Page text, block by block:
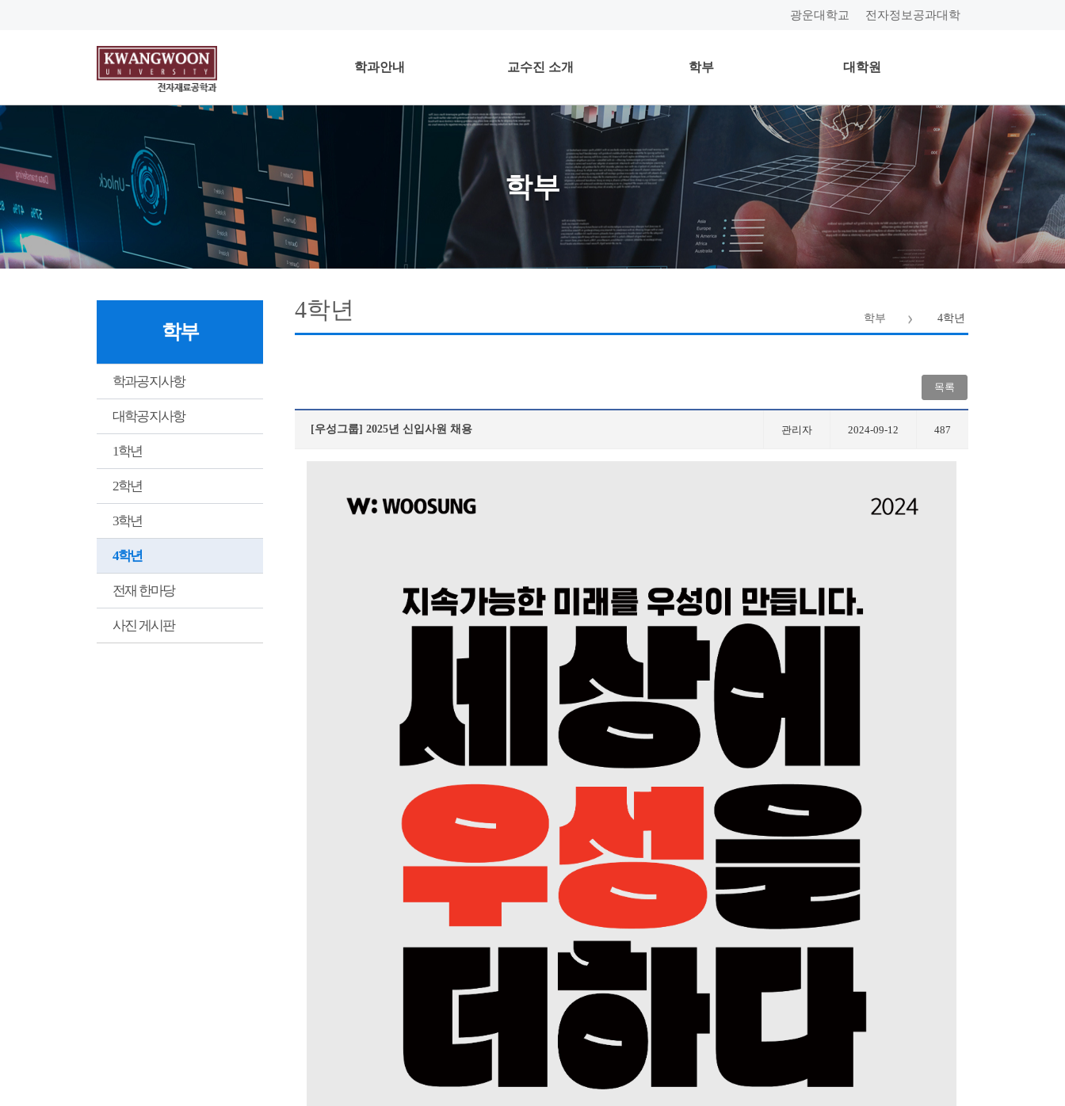
광운대학교 전자정보공과대학
학과안내 교수진 소개 학부 대학원
학부
학부
학과공지사항
대학공지사항
1학년
2학년
3학년
4학년
전재 한마당
사진 게시판
학부 4학년
4학년
목록
[우성그룹] 2025년 신입사원 채용 관리자 2024-09-12 487